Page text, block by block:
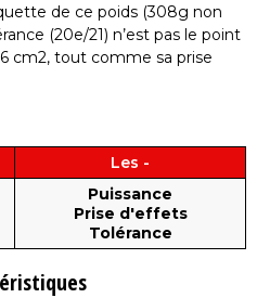
de ce poids (308g non
(20e/21) n’est pas le point
cm2, tout comme sa prise
Les -
Puissance
Prise d'effets
Tolérance